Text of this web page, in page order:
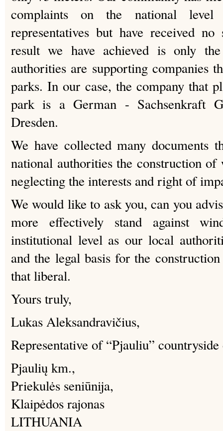
complaints on the national
representatives but have received
result we have achieved is only
authorities are supporting companies
parks. In our case, the company that
park is a German - Sachsenkraft
Dresden.
We have collected many documents
national authorities the construction
neglecting the interests and right of
We would like to ask you, can you
more effectively stand against
institutional level as our local
and the legal basis for the
that liberal.
Yours truly,
Lukas Aleksandravičius,
Representative of “Pjauliu”
Pjaulių km.,
Priekulės seniūnija,
Klaipėdos rajonas
LITHUANIA